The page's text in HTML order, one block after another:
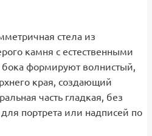
стела из
камня с естественными
формируют волнистый,
края, создающий
часть гладкая, без
портрета или надписей по